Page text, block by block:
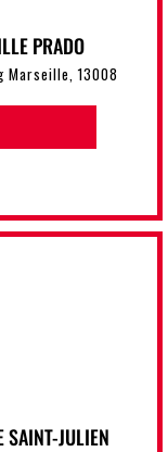
PRADO
Marseille, 13008
SAINT-JULIEN